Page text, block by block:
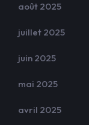
août 2025
juillet 2025
juin 2025
mai 2025
avril 2025